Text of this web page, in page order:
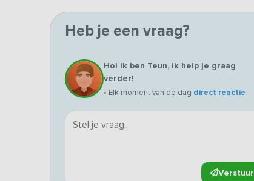
Heb je een vraag?
Hoi ik ben Teun, ik help je graag
verder!
• Elk moment van de dag direct reactie
Verstuur